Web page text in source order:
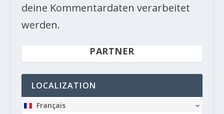
deine Kommentardaten verarbeitet
werden.
PARTNER
LOCALIZATION
Français